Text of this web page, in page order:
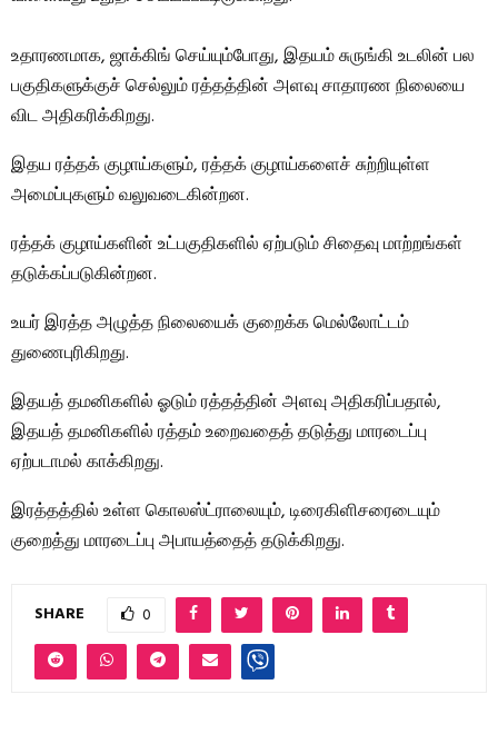
உதாரணமாக, ஜாக்கிங் செய்யும்போது, இதயம் சுருங்கி உடலின் பல
பகுதிகளுக்குச் செல்லும் ரத்தத்தின் அளவு சாதாரண நிலையை
விட அதிகரிக்கிறது.
இதய ரத்தக் குழாய்களும், ரத்தக் குழாய்களைச் சுற்றியுள்ள
அமைப்புகளும் வலுவடைகின்றன.
ரத்தக் குழாய்களின் உட்பகுதிகளில் ஏற்படும் சிதைவு மாற்றங்கள்
தடுக்கப்படுகின்றன.
உயர் இரத்த அழுத்த நிலையைக் குறைக்க மெல்லோட்டம்
துணைபுரிகிறது.
இதயத் தமனிகளில் ஓடும் ரத்தத்தின் அளவு அதிகரிப்பதால்,
இதயத் தமனிகளில் ரத்தம் உறைவதைத் தடுத்து மாரடைப்பு
ஏற்படாமல் காக்கிறது.
இரத்தத்தில் உள்ள கொலஸ்ட்ராலையும், டிரைகிளிசரைடையும்
குறைத்து மாரடைப்பு அபாயத்தைத் தடுக்கிறது.
SHARE 0